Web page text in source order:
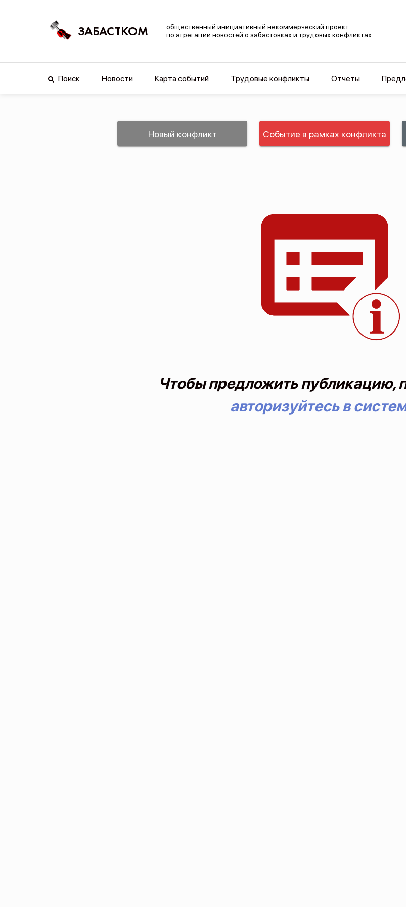
ЗАБАСТКОМ
общественный инициативный некоммерческий проект
по агрегации новостей о забастовках и трудовых конфликтах
Поиск Новости Карта событий Трудовые конфликты Отчеты
Новый конфликт Событие в рамках конфликта
Чтобы предложить публикацию,
авторизуйтесь в